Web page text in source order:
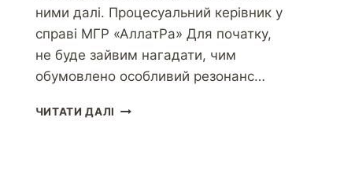
ними далі. Процесуальний керівник у
справі МГР «АллатРа» Для початку,
не буде зайвим нагадати, чим
обумовлено особливий резонанс…
ЧИТАТИ ДАЛІ